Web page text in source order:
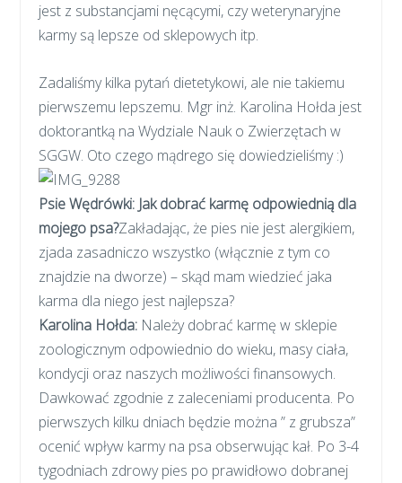
jest z substancjami nęcącymi, czy weterynaryjne
karmy są lepsze od sklepowych itp.
Zadaliśmy kilka pytań dietetykowi, ale nie takiemu
pierwszemu lepszemu. Mgr inż. Karolina Hołda jest
doktorantką na Wydziale Nauk o Zwierzętach w
SGGW. Oto czego mądrego się dowiedzieliśmy :)
Psie Wędrówki: Jak dobrać karmę odpowiednią dla
mojego psa?Zakładając, że pies nie jest alergikiem,
zjada zasadniczo wszystko (włącznie z tym co
znajdzie na dworze) – skąd mam wiedzieć jaka
karma dla niego jest najlepsza?
Karolina Hołda: Należy dobrać karmę w sklepie
zoologicznym odpowiednio do wieku, masy ciała,
kondycji oraz naszych możliwości finansowych.
Dawkować zgodnie z zaleceniami producenta. Po
pierwszych kilku dniach będzie można ” z grubsza”
ocenić wpływ karmy na psa obserwując kał. Po 3-4
tygodniach zdrowy pies po prawidłowo dobranej